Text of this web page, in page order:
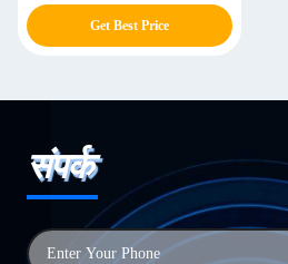
Get Best Price
संपर्क